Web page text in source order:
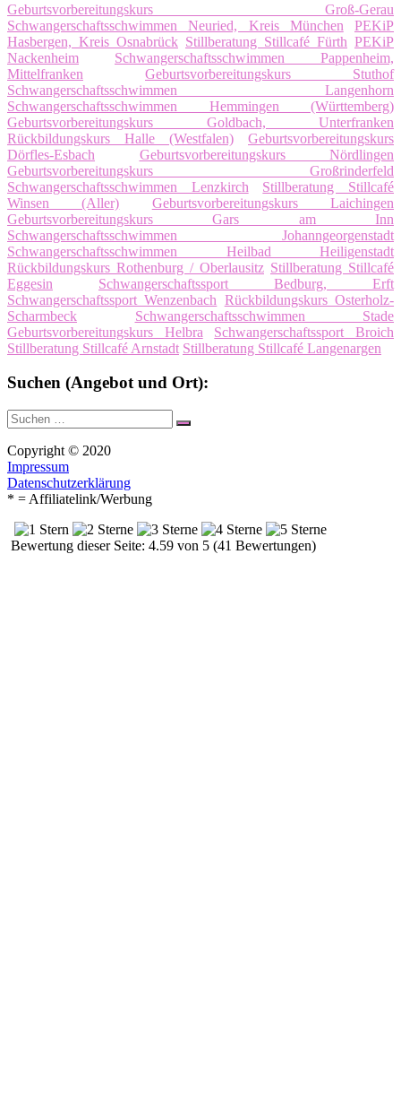
Geburtsvorbereitungskurs Groß-Gerau
Schwangerschaftsschwimmen Neuried, Kreis München
PEKiP
Hasbergen, Kreis Osnabrück Stillberatung Stillcafé Fürth PEKiP
Nackenheim
Schwangerschaftsschwimmen Pappenheim,
Mittelfranken
Geburtsvorbereitungskurs Stuthof
Schwangerschaftsschwimmen Langenhorn
Schwangerschaftsschwimmen Hemmingen (Württemberg)
Geburtsvorbereitungskurs Goldbach, Unterfranken
Rückbildungskurs Halle (Westfalen)
Geburtsvorbereitungskurs
Dörfles-Esbach
Geburtsvorbereitungskurs Nördlingen
Geburtsvorbereitungskurs Großrinderfeld
Schwangerschaftsschwimmen Lenzkirch
Stillberatung Stillcafé
Winsen (Aller)
Geburtsvorbereitungskurs Laichingen
Geburtsvorbereitungskurs Gars am Inn
Schwangerschaftsschwimmen Johanngeorgenstadt
Schwangerschaftsschwimmen Heilbad Heiligenstadt
Rückbildungskurs Rothenburg / Oberlausitz Stillberatung Stillcafé
Eggesin
Schwangerschaftssport Bedburg, Erft
Schwangerschaftssport Wenzenbach Rückbildungskurs Osterholz-
Scharmbeck
Schwangerschaftsschwimmen Stade
Geburtsvorbereitungskurs Helbra
Schwangerschaftssport Broich
Stillberatung Stillcafé Arnstadt Stillberatung Stillcafé Langenargen
Suchen (Angebot und Ort):
Suche
nach:
Suchen
Copyright © 2020
Impressum
Datenschutzerklärung
* = Affiliatelink/Werbung
Bewertung dieser Seite: 4.59 von 5 (41 Bewertungen)